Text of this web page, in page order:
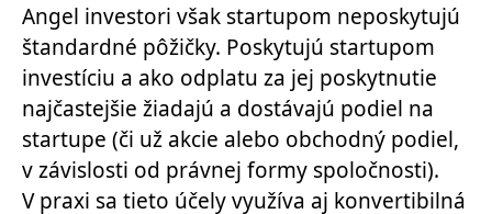
Angel investori však startupom neposkytujú
štandardné pôžičky. Poskytujú startupom
investíciu a ako odplatu za jej poskytnutie
najčastejšie žiadajú a dostávajú podiel na
startupe (či už akcie alebo obchodný podiel,
v závislosti od právnej formy spoločnosti).
V praxi sa tieto účely využíva aj konvertibilná